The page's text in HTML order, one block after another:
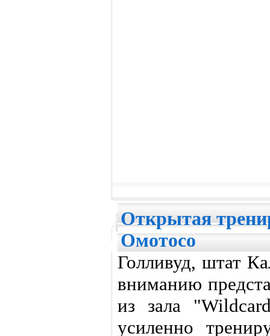
Открытая
Омотосо
Голливуд, штат
вниманию
из зала
усиленно